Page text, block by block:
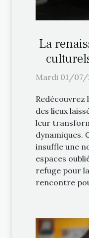
La
Mardi 01/07/
des lieux
leur
dynamiques.
insuffle une
espaces
refuge pour
rencontre